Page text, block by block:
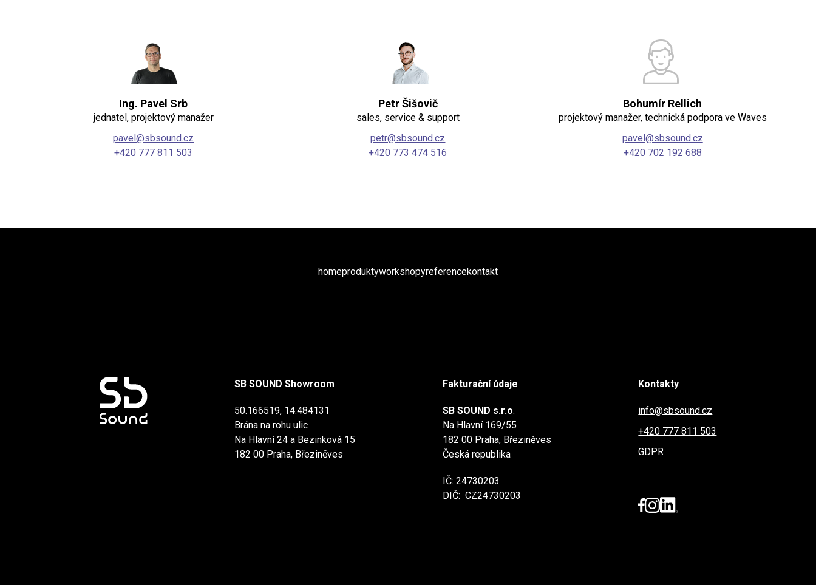
Ing. Pavel Srb
jednatel, projektový manažer
pavel@sbsound.cz
+420 777 811 503
Petr Šišovič
sales, service & support
petr@sbsound.cz
+420 773 474 516
Bohumír Rellich
projektový manažer, technická podpora ve Waves
pavel@sbsound.cz
+420 702 192 688
homeproduktyworkshopyreferencekontakt
SB SOUND Showroom
50.166519, 14.484131
Brána na rohu ulic
Na Hlavní 24 a Bezinková 15
182 00 Praha, Březiněves
Fakturační údaje
SB SOUND s.r.o.
Na Hlavní 169/55
182 00 Praha, Březiněves
Česká republika
IČ: 24730203
DIČ: CZ24730203
Kontakty
info@sbsound.cz
+420 777 811 503
GDPR